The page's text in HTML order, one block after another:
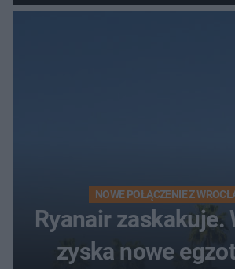
nowej drogi
NOWE POŁĄCZENIE Z
Ryanair zaskakuje.
zyska nowe